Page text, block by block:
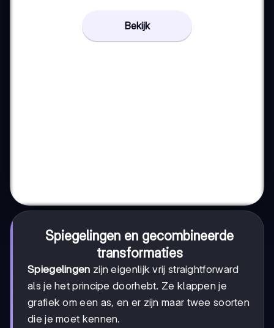
Bekijk
Spiegelingen en gecombineerde
transformaties
Spiegelingen zijn eigenlijk vrij straightforward
als je het principe doorhebt. Ze klappen je
grafiek om een as, en er zijn maar twee soorten
die je moet kennen.